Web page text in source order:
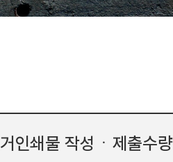
인쇄물 작성ㆍ제출수